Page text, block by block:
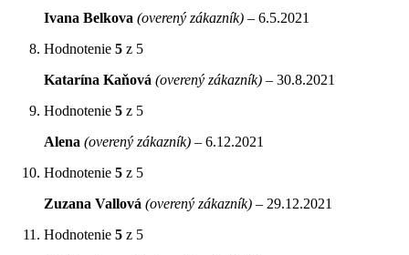
Ivana Belkova (overený zákazník) – 6.5.2021
Hodnotenie 5 z 5
Katarína Kaňová (overený zákazník) – 30.8.2021
Hodnotenie 5 z 5
Alena (overený zákazník) – 6.12.2021
Hodnotenie 5 z 5
Zuzana Vallová (overený zákazník) – 29.12.2021
Hodnotenie 5 z 5